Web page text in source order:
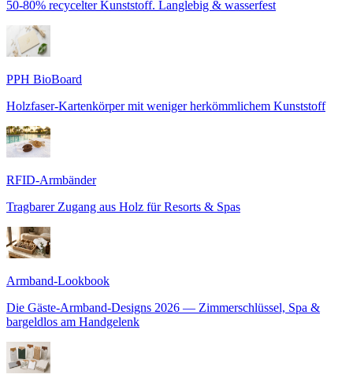
50-80% recycelter Kunststoff. Langlebig & wasserfest
PPH BioBoard
Holzfaser-Kartenkörper mit weniger herkömmlichem Kunststoff
RFID-Armbänder
Tragbarer Zugang aus Holz für Resorts & Spas
Armband-Lookbook
Die Gäste-Armband-Designs 2026 — Zimmerschlüssel, Spa &
bargeldlos am Handgelenk